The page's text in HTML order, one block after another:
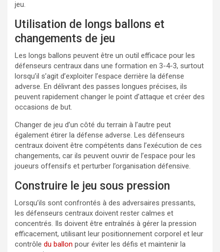
jeu.
Utilisation de longs ballons et
changements de jeu
Les longs ballons peuvent être un outil efficace pour les
défenseurs centraux dans une formation en 3-4-3, surtout
lorsqu’il s’agit d’exploiter l’espace derrière la défense
adverse. En délivrant des passes longues précises, ils
peuvent rapidement changer le point d’attaque et créer des
occasions de but.
Changer de jeu d’un côté du terrain à l’autre peut
également étirer la défense adverse. Les défenseurs
centraux doivent être compétents dans l’exécution de ces
changements, car ils peuvent ouvrir de l’espace pour les
joueurs offensifs et perturber l’organisation défensive.
Construire le jeu sous pression
Lorsqu’ils sont confrontés à des adversaires pressants,
les défenseurs centraux doivent rester calmes et
concentrés. Ils doivent être entraînés à gérer la pression
efficacement, utilisant leur positionnement corporel et leur
contrôle du ballon pour éviter les défis et maintenir la